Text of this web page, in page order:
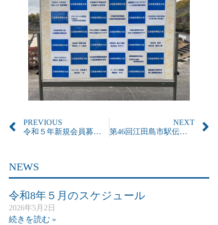
PREVIOUS
令和５年新規会員募集！無料体験実施します
NEXT
第46回江田島市駅伝大会 記録(訂正)
NEWS
令和8年５月のスケジュール
2026年5月2日
続きを読む »